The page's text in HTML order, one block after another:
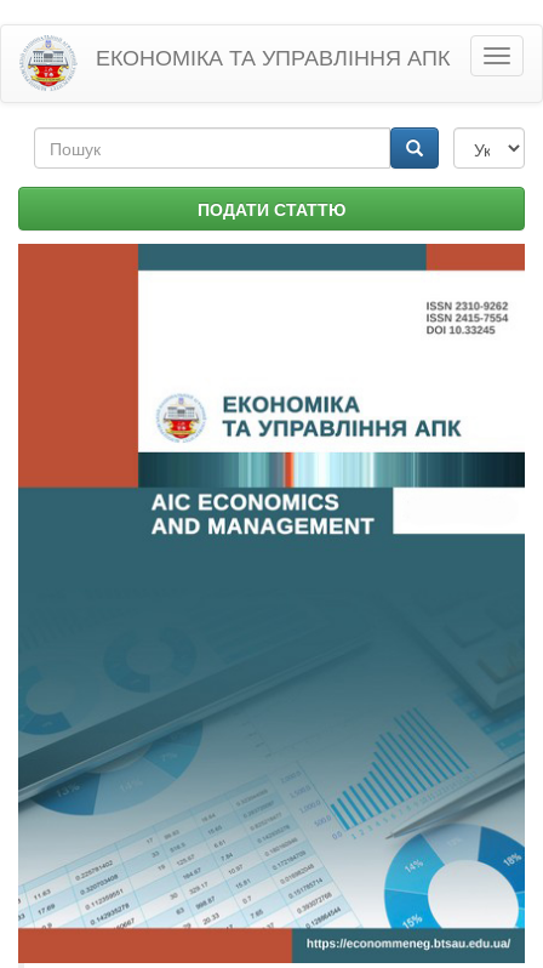
Перейти
основного
матеріалу
ЕКОНОМІКА ТА УПРАВЛІННЯ АПК
Пошукова
форма ПОДАТИ СТАТТЮ